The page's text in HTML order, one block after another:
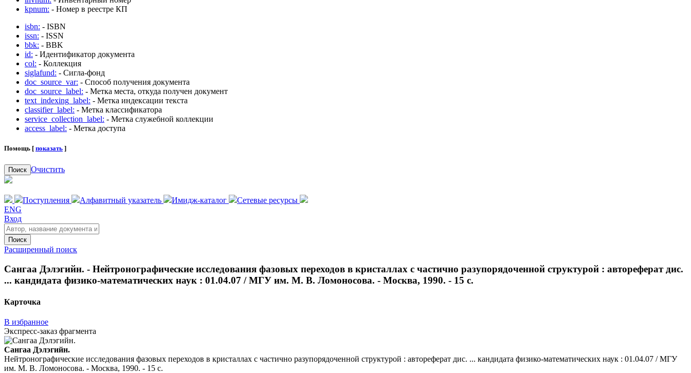
kpnum: - Номер в реестре КП
isbn: - ISBN
issn: - ISSN
bbk: - BBK
id: - Идентификатор документа
col: - Коллекция
siglafund: - Сигла-фонд
doc_source_var: - Способ получения документа
doc_source_label: - Метка места, откуда получен документ
text_indexing_label: - Метка индексации текста
classifier_label: - Метка классификатора
service_collection_label: - Метка служебной коллекции
access_label: - Метка доступа
Помощь [ показать ]
Поиск Очистить
Поступления Алфавитный указатель Имидж-каталог
Сетевые ресурсы
ENG
Вход
Поиск
Расширенный поиск
Сангаа Дэлэгийн. - Нейтронографические исследования фазовых переходов в кристаллах с частично разупорядоченной структурой : автореферат дис.
... кандидата физико-математических наук : 01.04.07 / МГУ им. М. В. Ломоносова. - Москва, 1990. - 15 с.
Карточка
В избранное
Экспресс-заказ фрагмента
Сангаа Дэлэгийн.
Нейтронографические исследования фазовых переходов в кристаллах с частично разупорядоченной структурой : автореферат дис. ... кандидата физико-математических наук : 01.04.07 / МГУ
им. М. В. Ломоносова. - Москва, 1990. - 15 с.